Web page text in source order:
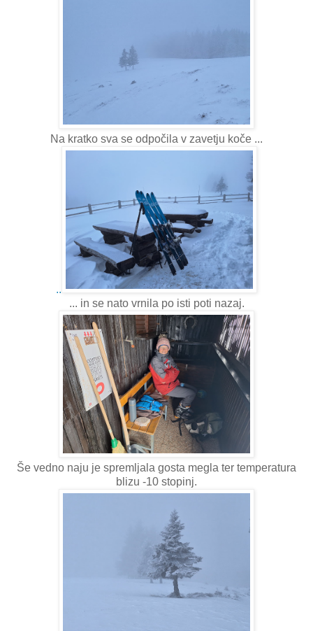
Na kratko sva se odpočila v zavetju koče ...
..
... in se nato vrnila po isti poti nazaj.
Še vedno naju je spremljala gosta megla ter temperatura
blizu -10 stopinj.